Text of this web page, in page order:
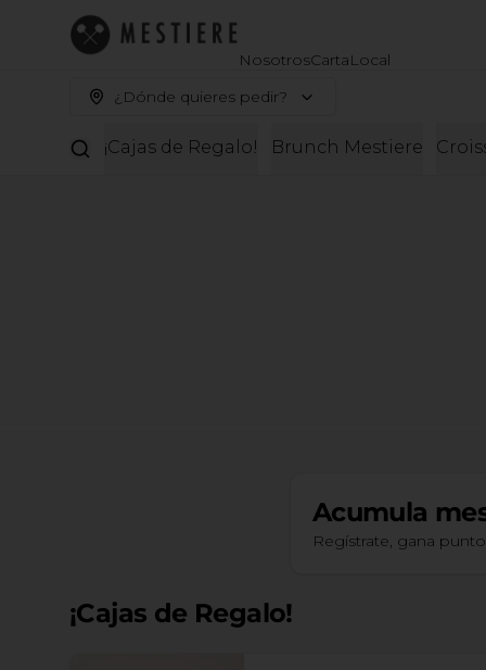
NosotrosCartaLocal
¿Dónde quieres pedir?
¡Cajas de Regalo! Brunch Mestiere
Acumula
Regístrate, gana
¡Cajas de Regalo!